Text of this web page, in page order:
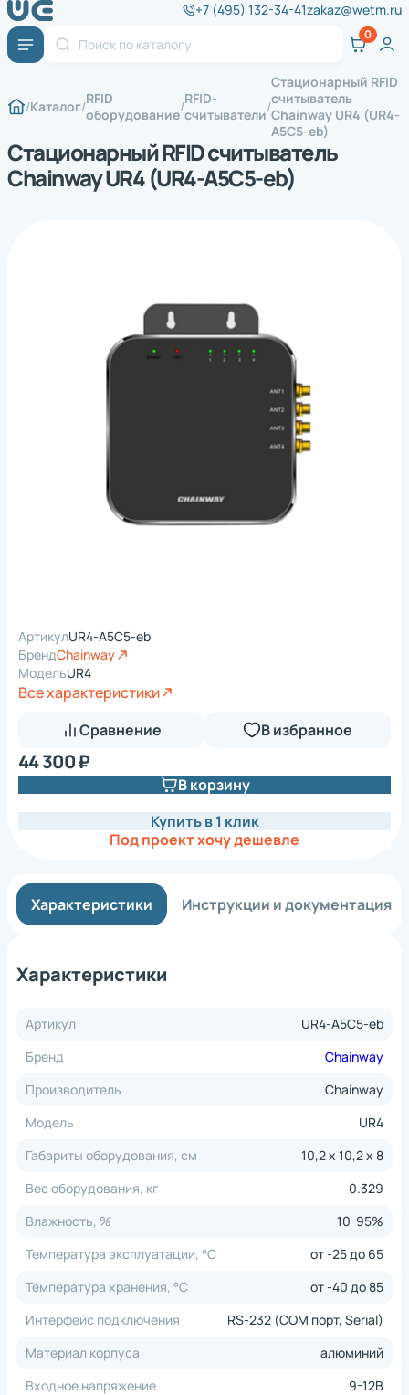
+7 (495) 132-34-41zakaz@wetm.ru
Каталог RFID
оборудование
RFID-
считыватели
Стационарный RFID
считыватель
Chainway UR4 (UR4-
A5C5-eb)
Стационарный RFID считыватель
Chainway UR4 (UR4-A5C5-eb)
АртикулUR4-A5C5-eb
БрендChainway
МодельUR4
Все характеристики
Сравнение
В избранное
44 300 ₽
В корзину
Купить в 1 клик
Под проект хочу дешевле
Характеристики Инструкции и документация
Характеристики
Артикул
UR4-A5C5-eb
Бренд
Chainway
Производитель
Chainway
Модель
UR4
Габариты оборудования, см
10,2 x 10,2 x 8
Вес оборудования, кг
0.329
Влажность, %
10-95%
Температура эксплуатации, °C
от -25 до 65
Температура хранения, °C
от -40 до 85
Интерфейс подключения
RS-232 (COM порт, Serial)
Материал корпуса
алюминий
Входное напряжение
9-12В